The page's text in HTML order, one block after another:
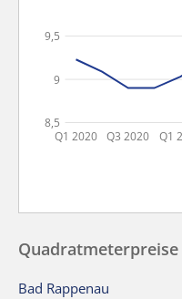
Q1 2020 Q3 2020 Q1
8,5
9
9,5
Quadratmeterpreise
Bad Rappenau